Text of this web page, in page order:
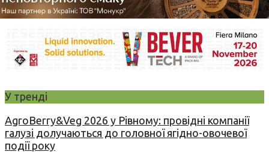
У тренді
AgroBerry&Veg 2026 у Рівному: провідні компанії
галузі долучаються до головної ягідно-овочевої
події року